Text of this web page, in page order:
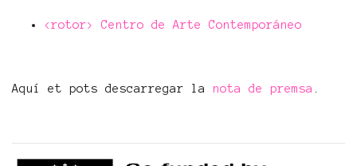
<rotor> Centro de Arte Contemporáneo
Aquí et pots descarregar la nota de premsa